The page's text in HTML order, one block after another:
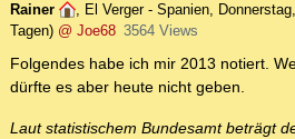
Rainer , El Verger - Spanien,
Tagen) @ Joe68 3564 Views
Folgendes habe ich mir 2013 notiert.
dürfte es aber heute nicht geben.
Laut statistischem Bundesamt beträgt